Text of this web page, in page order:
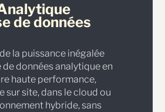
de données
la puissance inégalée
de données analytique en
haute performance,
sur site, dans le cloud ou
hybride, sans